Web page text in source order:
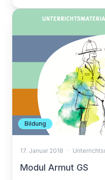
Bildung
17. Januar 2018 ·
Modul Armut GS